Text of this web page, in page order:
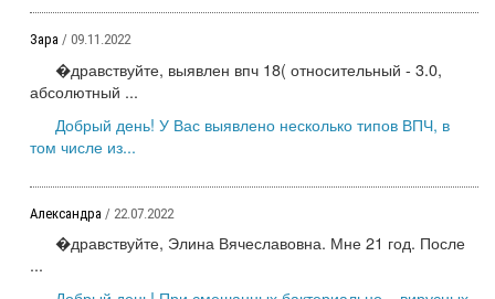
Зара / 09.11.2022
�дравствуйте, выявлен впч 18( относительный - 3.0,
абсолютный ...
Добрый день! У Вас выявлено несколько типов ВПЧ, в
том числе из...
Александра / 22.07.2022
�дравствуйте, Элина Вячеславовна. Мне 21 год. После
...